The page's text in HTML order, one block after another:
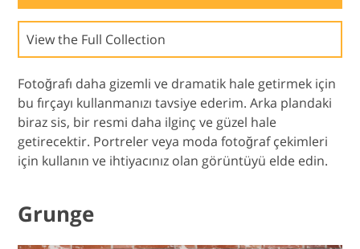
View the Full Collection
Fotoğrafı daha gizemli ve dramatik hale getirmek için
bu fırçayı kullanmanızı tavsiye ederim. Arka plandaki
biraz sis, bir resmi daha ilginç ve güzel hale
getirecektir. Portreler veya moda fotoğraf çekimleri
için kullanın ve ihtiyacınız olan görüntüyü elde edin.
Grunge